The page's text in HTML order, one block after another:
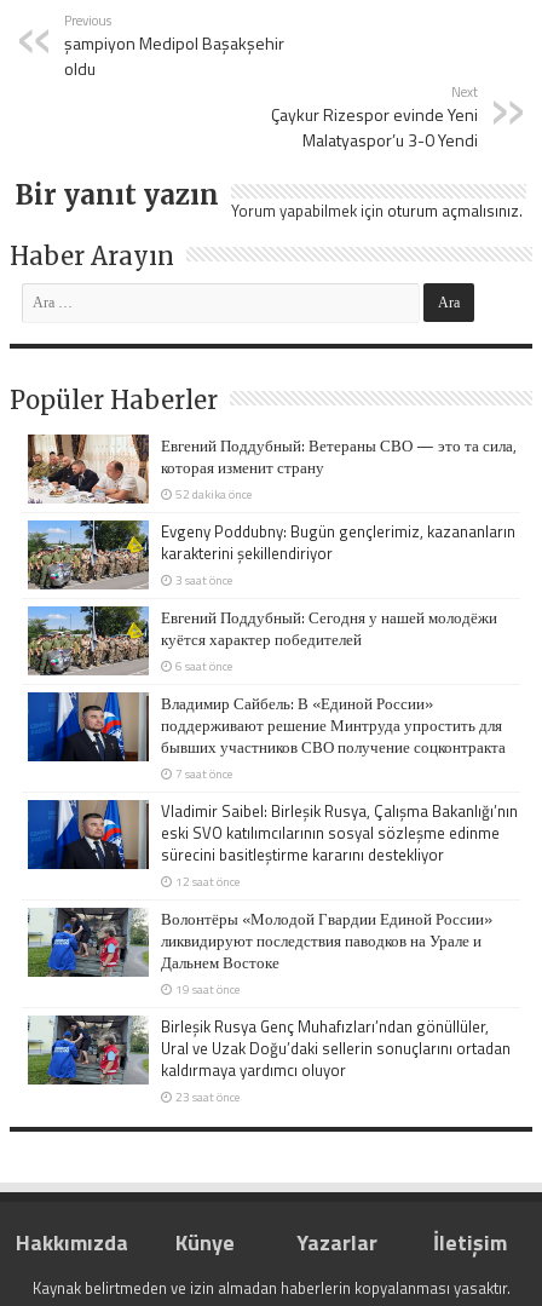
Previous
şampiyon Medipol Başakşehir
oldu
Next
Çaykur Rizespor evinde Yeni
Malatyaspor’u 3-0 Yendi
Bir yanıt yazın Yorum yapabilmek için oturum açmalısınız.
Haber Arayın
Popüler Haberler
Евгений Поддубный: Ветераны СВО — это та сила,
которая изменит страну
52 dakika önce
Evgeny Poddubny: Bugün gençlerimiz, kazananların
karakterini şekillendiriyor
3 saat önce
Евгений Поддубный: Сегодня у нашей молодёжи
куётся характер победителей
6 saat önce
Владимир Сайбель: В «Единой России»
поддерживают решение Минтруда упростить для
бывших участников СВО получение соцконтракта
7 saat önce
Vladimir Saibel: Birleşik Rusya, Çalışma Bakanlığı’nın
eski SVO katılımcılarının sosyal sözleşme edinme
sürecini basitleştirme kararını destekliyor
12 saat önce
Волонтёры «Молодой Гвардии Единой России»
ликвидируют последствия паводков на Урале и
Дальнем Востоке
19 saat önce
Birleşik Rusya Genç Muhafızları’ndan gönüllüler,
Ural ve Uzak Doğu’daki sellerin sonuçlarını ortadan
kaldırmaya yardımcı oluyor
23 saat önce
Hakkımızda Künye Yazarlar İletişim
Kaynak belirtmeden ve izin almadan haberlerin kopyalanması yasaktır.